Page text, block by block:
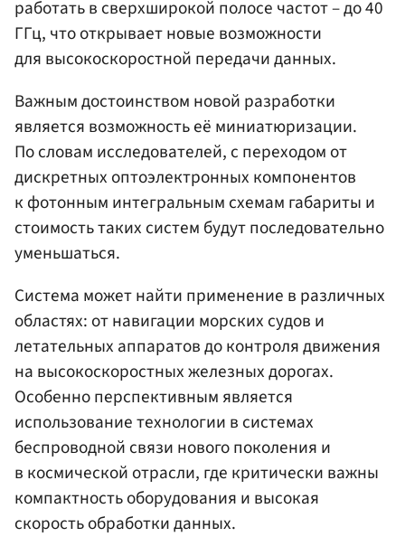
работать в сверхширокой полосе частот – до 40
ГГц, что открывает новые возможности
для высокоскоростной передачи данных.
Важным достоинством новой разработки
является возможность её миниатюризации.
По словам исследователей, с переходом от
дискретных оптоэлектронных компонентов
к фотонным интегральным схемам габариты и
стоимость таких систем будут последовательно
уменьшаться.
Система может найти применение в различных
областях: от навигации морских судов и
летательных аппаратов до контроля движения
на высокоскоростных железных дорогах.
Особенно перспективным является
использование технологии в системах
беспроводной связи нового поколения и
в космической отрасли, где критически важны
компактность оборудования и высокая
скорость обработки данных.